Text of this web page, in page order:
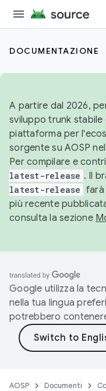
DOCUMENTAZIONE
A partire dal 2026,
sviluppo trunk stabile
piattaforma per
sorgente su AOSP
Per compilare e
latest-release . Il
latest-release farà
più recente
consulta la sezione
Google utilizza la
nella tua lingua
potrebbero
AOSP Documenti